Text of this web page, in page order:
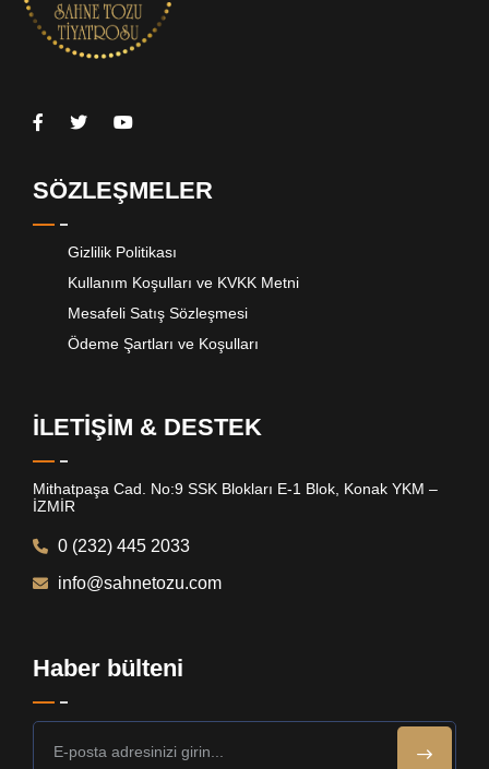
SÖZLEŞMELER
Gizlilik Politikası
Kullanım Koşulları ve KVKK Metni
Mesafeli Satış Sözleşmesi
Ödeme Şartları ve Koşulları
İLETİŞİM & DESTEK
Mithatpaşa Cad. No:9 SSK Blokları E-1 Blok, Konak YKM –
İZMİR
0 (232) 445 2033
info@sahnetozu.com
Haber bülteni